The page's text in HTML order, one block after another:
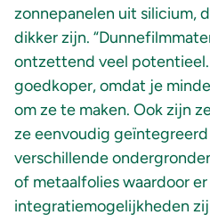
zonnepanelen uit silicium,
dikker zijn.
ontzettend veel
goedkoper, omdat je
om ze te maken. Ook zijn
ze eenvoudig
verschillende
of metaalfolies waardoor
integratiemogelijkheden